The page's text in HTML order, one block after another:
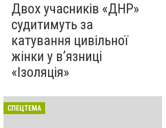
Двох учасників «ДНР»
судитимуть за
катування цивільної
жінки у в’язниці
«Ізоляція»
СПЕЦТЕМА